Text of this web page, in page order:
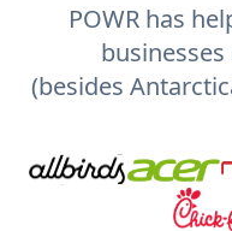
POWR has
(besides